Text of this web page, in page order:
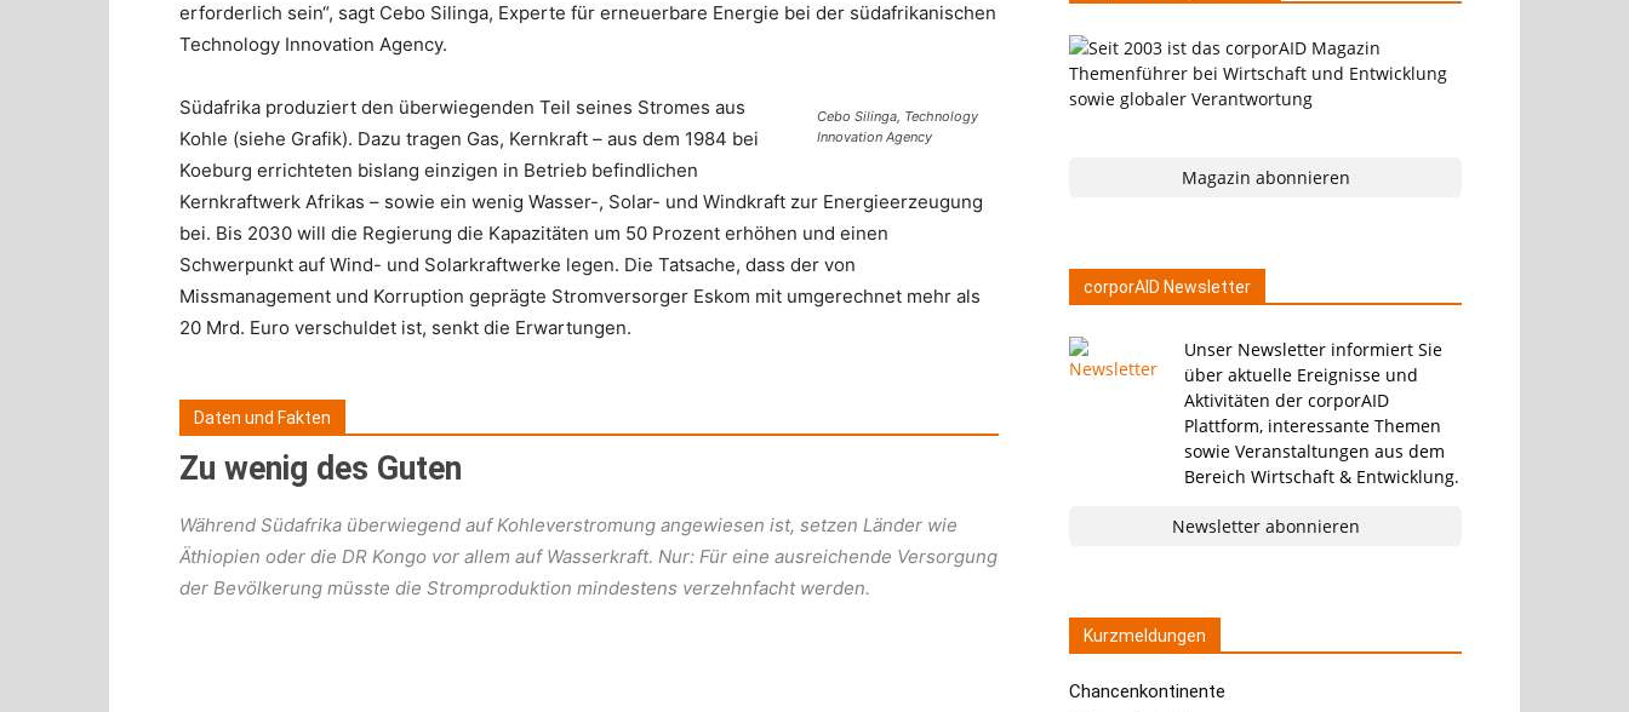
erforderlich sein“, sagt Cebo Silinga, Experte für erneuerbare Energie bei der südafrikanischen
Technology Innovation Agency.
Cebo Silinga, Technology
Innovation Agency
Südafrika produziert den überwiegenden Teil seines Stromes aus
Kohle (siehe Grafik). Dazu tragen Gas, Kernkraft – aus dem 1984 bei
Koeburg errichteten bislang einzigen in Betrieb befindlichen
Kernkraftwerk Afrikas – sowie ein wenig Wasser-, Solar- und Windkraft zur Energieerzeugung
bei. Bis 2030 will die Regierung die Kapazitäten um 50 Prozent erhöhen und einen
Schwerpunkt auf Wind- und Solarkraftwerke legen. Die Tatsache, dass der von
Missmanagement und Korruption geprägte Stromversorger Eskom mit umgerechnet mehr als
20 Mrd. Euro verschuldet ist, senkt die Erwartungen.
Daten und Fakten
Zu wenig des Guten
Während Südafrika überwiegend auf Kohleverstromung angewiesen ist, setzen Länder wie
Äthiopien oder die DR Kongo vor allem auf Wasserkraft. Nur: Für eine ausreichende Versorgung
der Bevölkerung müsste die Stromproduktion mindestens verzehnfacht werden.
Magazin abonnieren
corporAID Newsletter
Unser Newsletter informiert Sie
über aktuelle Ereignisse und
Aktivitäten der corporAID
Plattform, interessante Themen
sowie Veranstaltungen aus dem
Bereich Wirtschaft & Entwicklung.
Newsletter abonnieren
Kurzmeldungen
Chancenkontinente